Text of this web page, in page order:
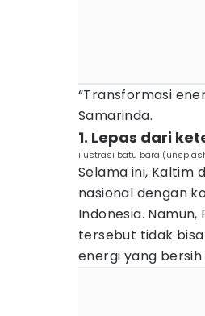
“Transformasi
Samarinda.
1. Lepas dari
ilustrasi batu bara
Selama ini, Kaltim
nasional dengan
Indonesia.
tersebut tidak
energi yang